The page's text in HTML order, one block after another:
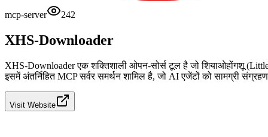
mcp-server 242
XHS-Downloader
XHS-Downloader एक शक्तिशाली ओपन-सोर्स टूल है जो शियाओहोंगशू
इसमें अंतर्निहित MCP सर्वर समर्थन शामिल है, जो AI एजेंटों को सामग्री
Visit Website